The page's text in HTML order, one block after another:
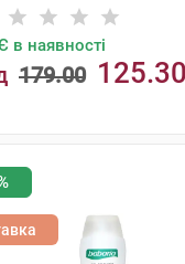
в наявності
179.00 125.30